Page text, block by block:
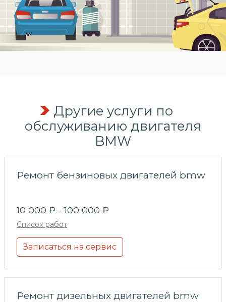
Другие услуги по
обслуживанию двигателя
BMW
Ремонт бензиновых двигателей bmw
10 000 ₽ - 100 000 ₽
Список работ
Записаться на сервис
Ремонт дизельных двигателей bmw